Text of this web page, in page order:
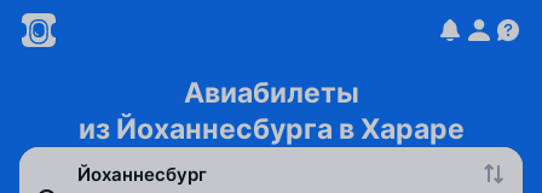
Авиабилеты
из Йоханнесбурга в Хараре